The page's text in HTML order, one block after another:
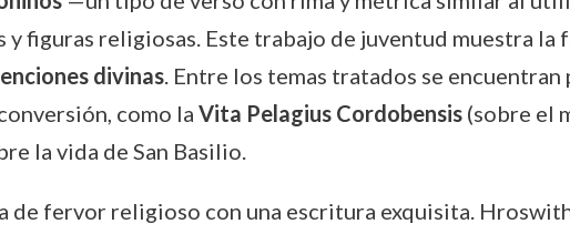
figuras religiosas. Este trabajo de juventud muestra
divinas. Entre los temas tratados se
como la Vita Pelagius Cordobensis(sobre el
la vida de San Basilio.
de fervor religioso con una escritura exquisita.